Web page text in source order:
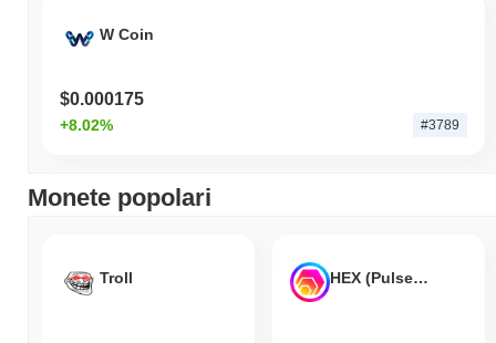
W Coin
$0.000175
+8.02% #3789
Monete popolari
Troll HEX (Pulsechain)